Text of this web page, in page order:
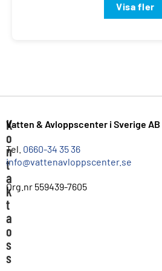
Visa fler
K
o
n
t
a
k
t
a
o
s
s
Vatten & Avloppscenter i Sverige AB
Tel. 0660-34 35 36
info@vattenavloppscenter.se
Org.nr 559439-7605